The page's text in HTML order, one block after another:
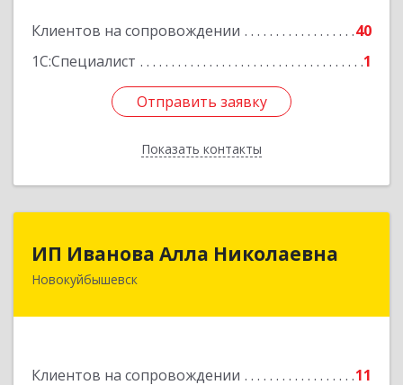
Клиентов на сопровождении
40
1С:Специалист
1
Отправить заявку
Показать контакты
Отправить заявку
Назад
ИП Иванова Алла Николаевна
Новокуйбышевск
Клиентов на сопровождении 11